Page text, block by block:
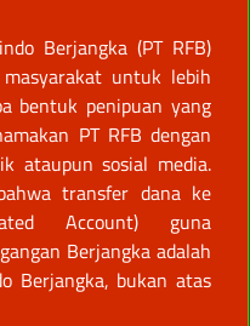
Berjangka (PT RFB)
untuk lebih
bentuk penipuan yang
PT RFB dengan
ataupun sosial media.
transfer dana ke
Account) guna
Berjangka adalah
Berjangka, bukan atas